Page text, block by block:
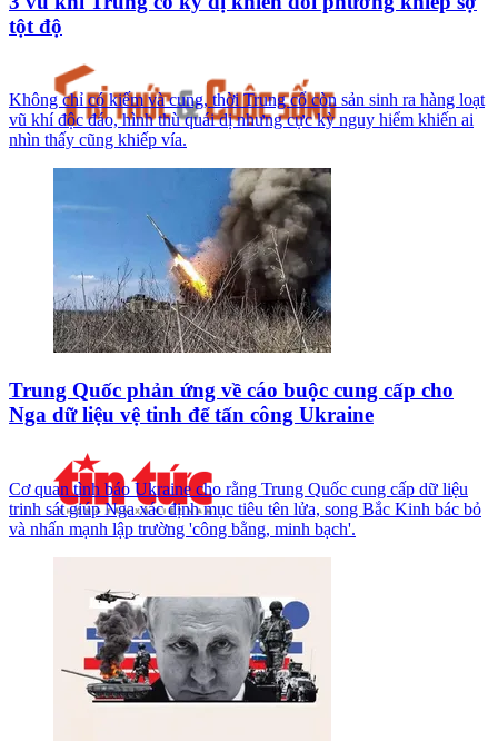
tột độ
Không chỉ có kiếm và cung, thời Trung cổ còn sản sinh ra hàng loạt
vũ khí độc đáo, hình thù quái dị nhưng cực kỳ nguy hiểm khiến ai
nhìn thấy cũng khiếp vía.
Trung Quốc phản ứng về cáo buộc cung cấp cho
Nga dữ liệu vệ tinh để tấn công Ukraine
Cơ quan tình báo Ukraine cho rằng Trung Quốc cung cấp dữ liệu
trinh sát giúp Nga xác định mục tiêu tên lửa, song Bắc Kinh bác bỏ
và nhấn mạnh lập trường 'công bằng, minh bạch'.